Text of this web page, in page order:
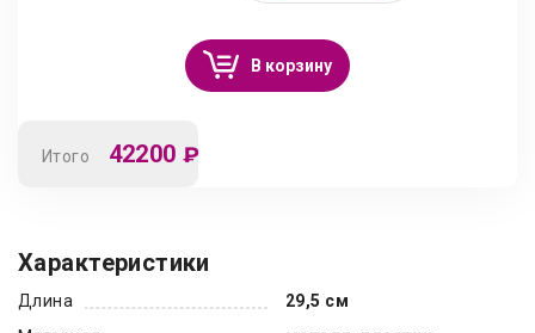
В корзину
Итого 42200 ₽
Характеристики
Длина
29,5 см